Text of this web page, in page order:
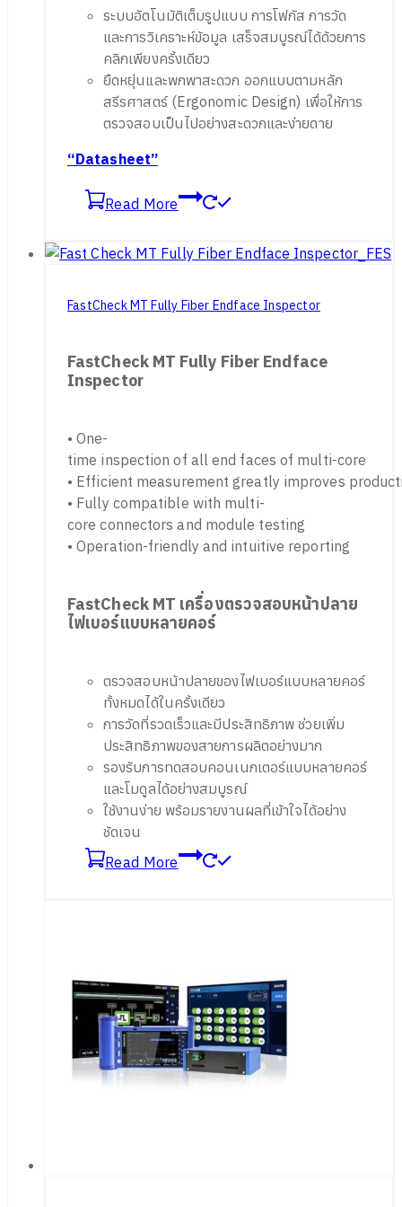
ระบบอัตโนมัติเต็มรูปแบบ การโฟกัส การวัด
และการวิเคราะห์ข้อมูล เสร็จสมบูรณ์ได้ด้วยการ
คลิกเพียงครั้งเดียว
ยืดหยุ่นและพกพาสะดวก ออกแบบตามหลัก
สรีรศาสตร์ (Ergonomic Design) เพื่อให้การ
ตรวจสอบเป็นไปอย่างสะดวกและง่ายดาย
“Datasheet”
Read More
FastCheck MT Fully Fiber Endface Inspector
FastCheck MT Fully Fiber Endface
Inspector
• One-
time inspection of all end faces of multi-core
• Efficient measurement greatly improves
• Fully compatible with multi-
core connectors and module testing
• Operation-friendly and intuitive reporting
FastCheck MT เครื่องตรวจสอบหน้าปลาย
ไฟเบอร์แบบหลายคอร์
ตรวจสอบหน้าปลายของไฟเบอร์แบบหลายคอร์
ทั้งหมดได้ในครั้งเดียว
การวัดที่รวดเร็วและมีประสิทธิภาพ ช่วยเพิ่ม
ประสิทธิภาพของสายการผลิตอย่างมาก
รองรับการทดสอบคอนเนกเตอร์แบบหลายคอร์
และโมดูลได้อย่างสมบูรณ์
ใช้งานง่าย พร้อมรายงานผลที่เข้าใจได้อย่าง
ชัดเจน
Read More